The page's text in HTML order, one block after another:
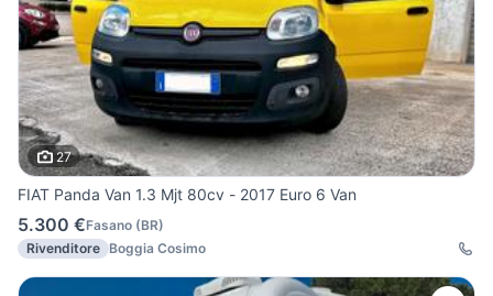
27
FIAT Panda Van 1.3 Mjt 80cv - 2017 Euro 6 Van
5.300 €Fasano (BR)
Rivenditore Boggia Cosimo